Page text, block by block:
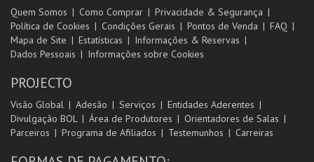
Quem Somos Como Comprar
Privacidade & Segurança
Política de Cookies
Condições Gerais Pontos de Venda
FAQ
Mapa de Site
Estatísticas
Informações & Reservas
Dados Pessoais
Informações sobre Cookies
PROJECTO
Visão Global Adesão Serviços
Entidades Aderentes
Divulgação BOL
Área de Produtores
Orientadores de Salas
Parceiros
Programa de Afiliados Testemunhos Carreiras